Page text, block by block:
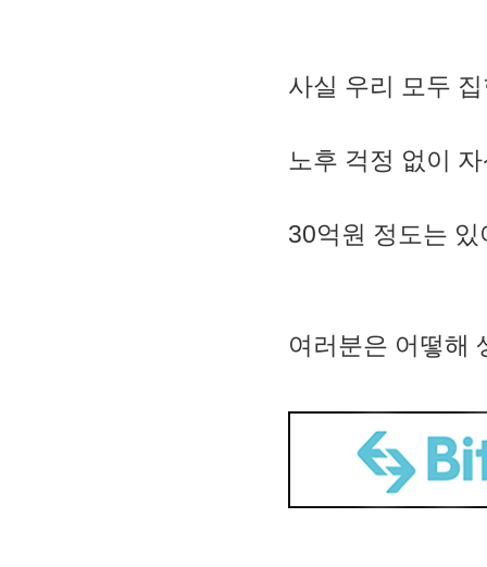
사실 우리 모두
노후 걱정 없이
30억원 정도는
여러분은 어떻해